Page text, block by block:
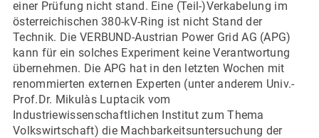
einer Prüfung nicht stand. Eine (Teil-)Verkabelung im
österreichischen 380-kV-Ring ist nicht Stand der
Technik. Die VERBUND-Austrian Power Grid AG (APG)
kann für ein solches Experiment keine Verantwortung
übernehmen. Die APG hat in den letzten Wochen mit
renommierten externen Experten (unter anderem Univ.-
Prof.Dr. Mikulàs Luptacik vom
Industriewissenschaftlichen Institut zum Thema
Volkswirtschaft) die Machbarkeitsuntersuchung der